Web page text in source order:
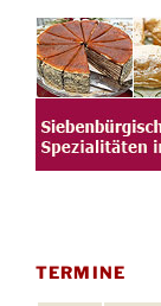
TERMINE